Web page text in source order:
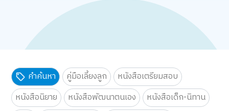
คำค้นหา คู่มือเลี้ยงลูก
หนังสือเตรียมสอบ
หนังสือนิยาย
หนังสือพัฒนาตนเอง
หนังสือเด็ก-นิทาน